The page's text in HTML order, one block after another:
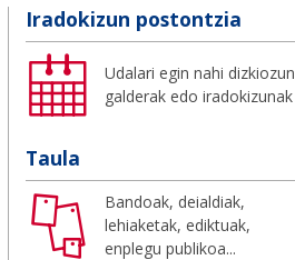
Iradokizun postontzia
Udalari egin nahi dizkiozun
galderak edo iradokizunak
Taula
Bandoak, deialdiak,
lehiaketak, ediktuak,
enplegu publikoa...